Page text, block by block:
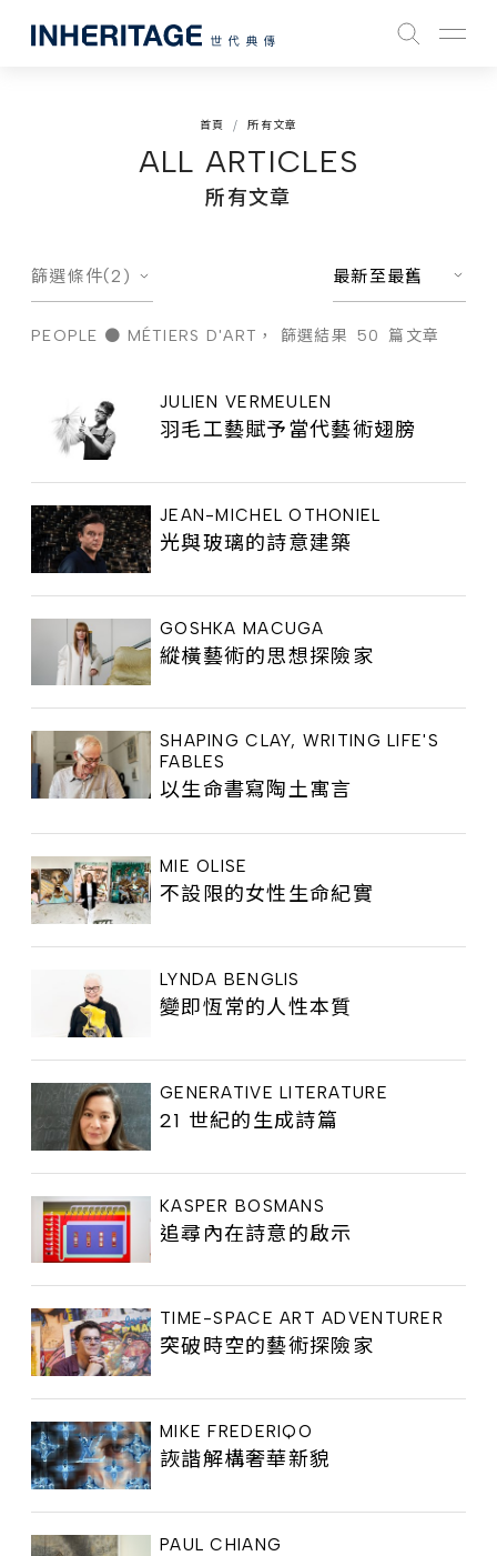
首頁 所有文章
ALL ARTICLES
所有文章
篩選條件(2) 最新至最舊
PEOPLE ● MÉTIERS D'ART， 篩選結果 50 篇文章
JULIEN VERMEULEN
羽毛工藝賦予當代藝術翅膀
JEAN-MICHEL OTHONIEL
光與玻璃的詩意建築
GOSHKA MACUGA
縱橫藝術的思想探險家
SHAPING CLAY, WRITING LIFE'S
FABLES
以生命書寫陶土寓言
MIE OLISE
不設限的女性生命紀實
LYNDA BENGLIS
變即恆常的人性本質
GENERATIVE LITERATURE
21 世紀的生成詩篇
KASPER BOSMANS
追尋內在詩意的啟示
TIME-SPACE ART ADVENTURER
突破時空的藝術探險家
MIKE FREDERIQO
詼諧解構奢華新貌
PAUL CHIANG